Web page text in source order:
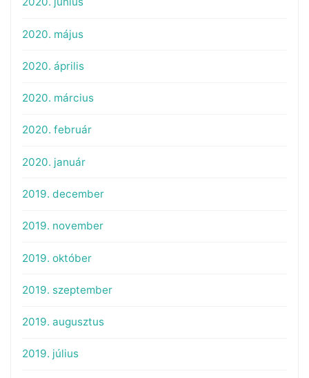
2020. május
2020. április
2020. március
2020. február
2020. január
2019. december
2019. november
2019. október
2019. szeptember
2019. augusztus
2019. július